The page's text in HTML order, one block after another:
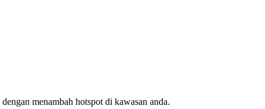
menambah hotspot di kawasan anda.